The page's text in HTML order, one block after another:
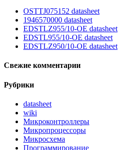
OSTTJ075152 datasheet
1946570000 datasheet
EDSTLZ955/10-OE datasheet
EDSTL955/10-OE datasheet
EDSTLZ950/10-OE datasheet
Свежие комментарии
Рубрики
datasheet
wiki
Микроконтроллеры
Микропроцессоры
Микросхема
Программирование